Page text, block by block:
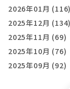
2026年01月 (116)
2025年12月 (134)
2025年11月 (69)
2025年10月 (76)
2025年09月 (92)